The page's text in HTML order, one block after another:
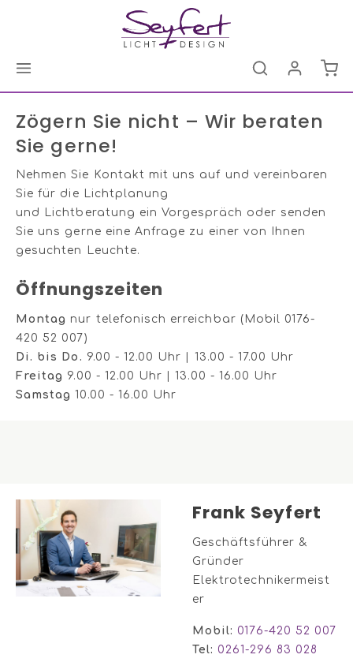
Zögern Sie nicht – Wir beraten
Sie gerne!
Nehmen Sie Kontakt mit uns auf und vereinbaren
Sie für die Lichtplanung
und Lichtberatung ein Vorgespräch oder senden
Sie uns gerne eine Anfrage zu einer von Ihnen
gesuchten Leuchte.
Öffnungszeiten
Montag nur telefonisch erreichbar (Mobil 0176-
420 52 007)
Di. bis Do. 9.00 - 12.00 Uhr | 13.00 - 17.00 Uhr
Freitag 9.00 - 12.00 Uhr | 13.00 - 16.00 Uhr
Samstag 10.00 - 16.00 Uhr
Frank Seyfert
Geschäftsführer &
Gründer
Elektrotechnikermeist
er
Mobil: 0176-420 52 007
Tel: 0261-296 83 028